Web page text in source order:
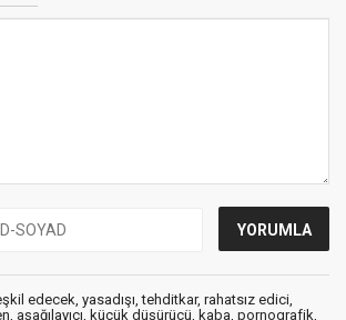
edecek, yasadışı, tehditkar, rahatsız edici,
aşağılayıcı, küçük düşürücü, kaba, pornografik,